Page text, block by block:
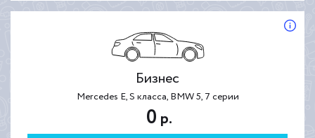
Бизнес
Mercedes E, S класса, BMW 5, 7 серии
0 р.